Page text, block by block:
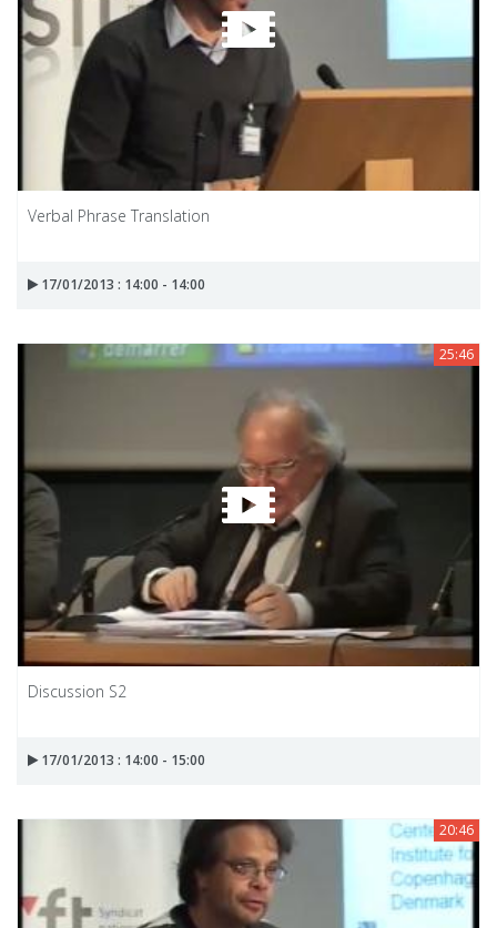
Verbal Phrase Translation
17/01/2013 : 14:00 - 14:00
25:46
Discussion S2
17/01/2013 : 14:00 - 15:00
20:46